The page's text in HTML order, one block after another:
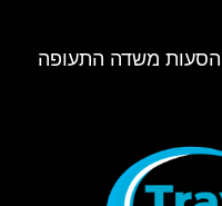
משדה התעופה